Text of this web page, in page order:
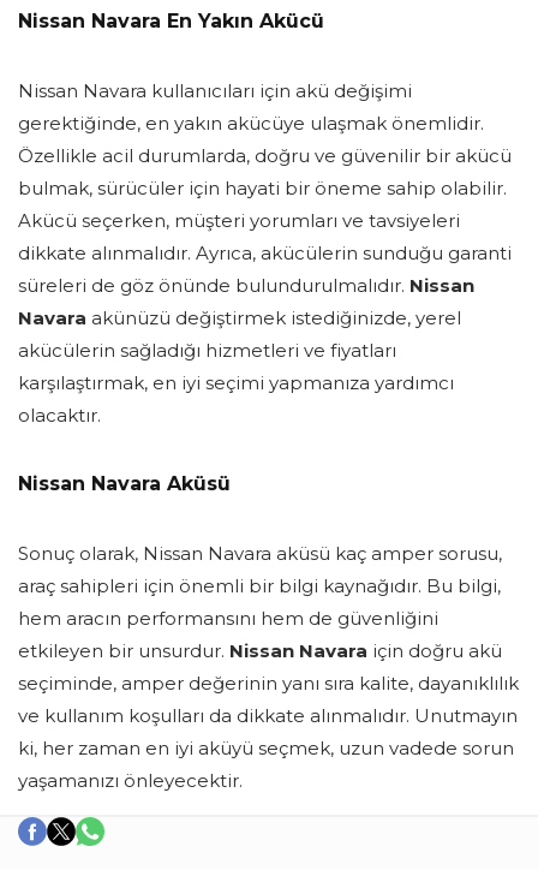
Nissan Navara En Yakın Akücü
Nissan Navara kullanıcıları için akü değişimi
gerektiğinde, en yakın akücüye ulaşmak önemlidir.
Özellikle acil durumlarda, doğru ve güvenilir bir akücü
bulmak, sürücüler için hayati bir öneme sahip olabilir.
Akücü seçerken, müşteri yorumları ve tavsiyeleri
dikkate alınmalıdır. Ayrıca, akücülerin sunduğu garanti
süreleri de göz önünde bulundurulmalıdır. Nissan
Navara akünüzü değiştirmek istediğinizde, yerel
akücülerin sağladığı hizmetleri ve fiyatları
karşılaştırmak, en iyi seçimi yapmanıza yardımcı
olacaktır.
Nissan Navara Aküsü
Sonuç olarak, Nissan Navara aküsü kaç amper sorusu,
araç sahipleri için önemli bir bilgi kaynağıdır. Bu bilgi,
hem aracın performansını hem de güvenliğini
etkileyen bir unsurdur. Nissan Navara için doğru akü
seçiminde, amper değerinin yanı sıra kalite, dayanıklılık
ve kullanım koşulları da dikkate alınmalıdır. Unutmayın
ki, her zaman en iyi aküyü seçmek, uzun vadede sorun
yaşamanızı önleyecektir.